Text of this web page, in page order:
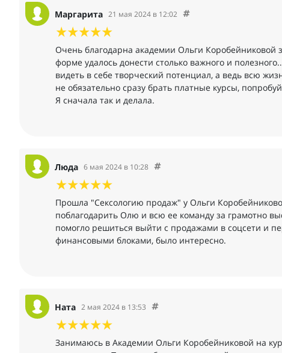
Маргарита 21 мая 2024 в 12:02
Очень благодарна академии Ольги Коробейниковой
форме удалось донести столько важного и
видеть в себе творческий потенциал, а ведь всю
не обязательно сразу брать платные курсы,
Я сначала так и делала.
Люда 6 мая 2024 в 10:28
Прошла "Сексологию продаж" у Ольги
поблагодарить Олю и всю ее команду за грамотно
помогло решиться выйти с продажами в соцсети и
финансовыми блоками, было интересно.
Ната 2 мая 2024 в 13:53
Занимаюсь в Академии Ольги Коробейниковой на